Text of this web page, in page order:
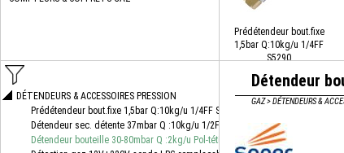
Prédétendeur bout.fixe
1,5bar Q:10kg/u 1/4FF
S5290